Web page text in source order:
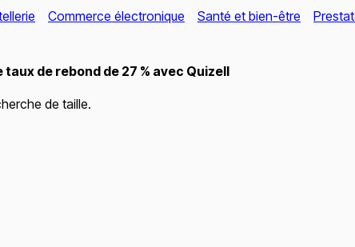
Commerce électronique Santé et bien-être
de rebond de 27 % avec Quizell
de taille.